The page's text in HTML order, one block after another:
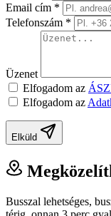
Email cím *
Telefonszám *
Üzenet
Elfogadom az
Elfogadom az
Elküld
Busszal lehetséges,